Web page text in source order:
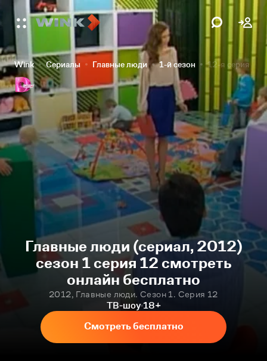
Wink Сериалы Главные люди 1-й сезон 12-я серия
Главные люди (сериал, 2012)
сезон 1 серия 12 смотреть
онлайн бесплатно
2012, Главные люди. Сезон 1. Серия 12
ТВ-шоу 18+
Смотреть бесплатно